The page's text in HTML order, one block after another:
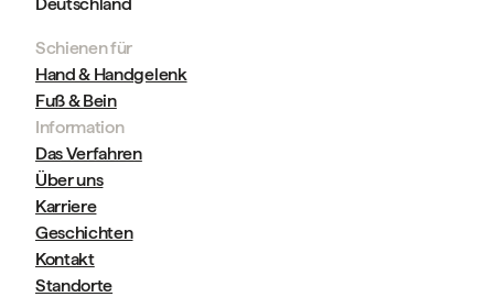
Schienen für
Hand & Handgelenk
Fuß & Bein
Information
Das Verfahren
Über uns
Karriere
Geschichten
Kontakt
Standorte